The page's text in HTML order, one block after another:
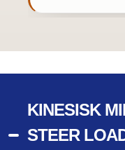
KINESISK
STEER